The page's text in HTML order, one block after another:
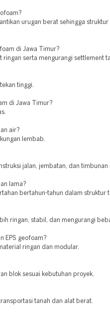
urugan berat sehingga
di Jawa Timur?
ringan serta mengurangi settlement
tinggi.
di Jawa Timur?
air?
lembab.
jalan, jembatan, dan timbunan
lama?
bertahun-tahun dalam struktur
ringan, stabil, dan mengurangi
EPS geofoam?
ringan dan modular.
blok sesuai kebutuhan proyek.
tanah dan alat berat.